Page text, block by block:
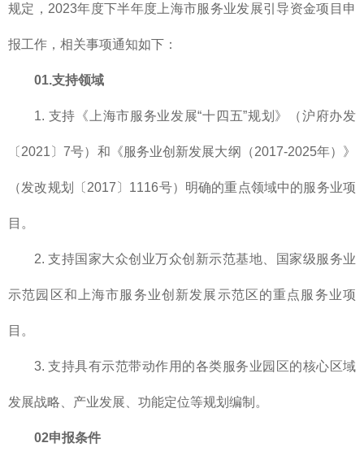
规定，2023年度下半年度上海市服务业发展引导资金项目申
报工作，相关事项通知如下：
01.支持领域
1. 支持《上海市服务业发展“十四五”规划》（沪府办发
〔2021〕7号）和《服务业创新发展大纲（2017-2025年）》
（发改规划〔2017〕1116号）明确的重点领域中的服务业项
目。
2. 支持国家大众创业万众创新示范基地、国家级服务业
示范园区和上海市服务业创新发展示范区的重点服务业项
目。
3. 支持具有示范带动作用的各类服务业园区的核心区域
发展战略、产业发展、功能定位等规划编制。
02申报条件